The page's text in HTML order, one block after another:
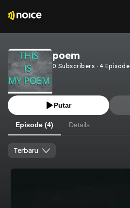
poem
0 Subscribers · 4 Episode
Putar
Episode (4) Details
Terbaru